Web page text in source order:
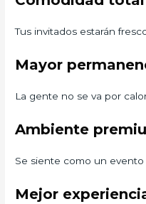
Tus invitados estarán
Mayor
La gente no se va por
Ambiente
Se siente como un evento
Mejor